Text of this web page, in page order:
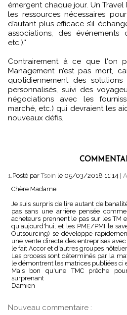
émergent chaque jour. Un
les ressources nécessaires
d’autant plus efficace s’il
associations, des événements
etc.)."
Contrairement à ce que l'on
Management n’est pas mort,
quotidiennement des
personnalisés, suivi des
négociations avec les
marché, etc.) qui devraient les
nouveaux défis.
1. Posté parTsoin le 05/03/2018 11:14
Chère Madame
Je suis surpris de lire autant de
pas sans une arrière pensée
acheteurs prennent le pas sur les TM
qu'aujourd'hui, et les PME/PMI le
Outsourcing) se développe
une vente directe des entreprises
le fait Accor et d'autres groupes
Les process sont déterminés par la
le démontrent les matrices publiées ci
Mais bon qu'une TMC prêche
surprenant
Damien
Nouveau commentaire :